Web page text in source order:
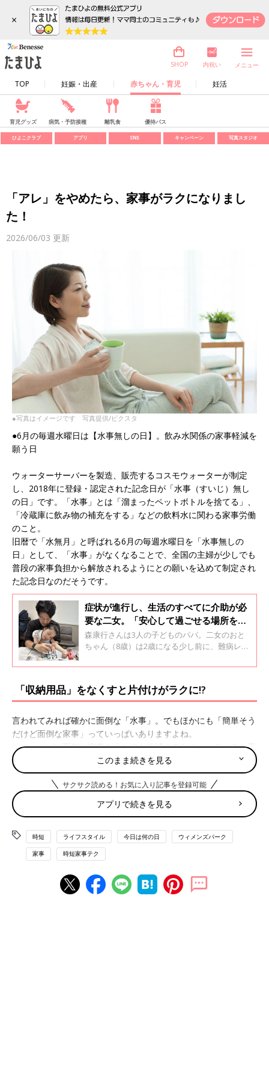
×
TOP 妊娠・出産 赤ちゃん・育児 妊活
SHOP 内祝い メニュー
育児グッズ 病気・予防接種 離乳食 優待パス
ひよこクラブ アプリ SNS キャンペーン 写真スタジオ
「アレ」をやめたら、家事がラクになりまし
た！
2026/06/03 更新
●写真はイメージです 写真提供/ピクスタ
●6月の毎週水曜日は【水事無しの日】。飲み水関係の家事軽減を
願う日
ウォーターサーバーを製造、販売するコスモウォーターが制定
し、2018年に登録・認定された記念日が「水事（すいじ）無し
の日」です。「水事」とは「溜まったペットボトルを捨てる」、
「冷蔵庫に飲み物の補充をする」などの飲料水に関わる家事労働
のこと。
旧暦で「水無月」と呼ばれる6月の毎週水曜日を「水事無しの
日」として、「水事」がなくなることで、全国の主婦が少しでも
普段の家事負担から解放されるようにとの願いを込めて制定され
た記念日なのだそうです。
症状が進行し、生活のすべてに介助が必
要な二女。「安心して過ごせる場所をつ
くりたい」と父が行動を起こす【レット
症候群】
森康行さんは3人の子どものパパ。二女のおと
ちゃん（8歳）は2歳になる少し前に、難病レッ
ラスから通っていた保育園を、3歳児クラスへ
ん夫婦は、おとちゃんを預ける場所がなくな
り、途方に暮れることに･･･。康行さんが重症
心身障害児を預かる施設を作ることを決意して
から、現在に至るまでのことです。
「収納用品」をなくすと片付けがラクに!?
言われてみれば確かに面倒な「水事」。でもほかにも「簡単そう
だけど面倒な家事」っていっぱいありますよね。
ママ・パパは面倒な家事を少しでも軽減するため、いろいろな工
夫をしているはず。先輩ママ・パパの話を聞くと、「思い切って
なくすこと or やめること」で家事がグッとラクになるものがあ
るようです。
■収納用品
「オシャレな収納を目指して揃えた収納用品。しかし型通りに行
まうのが、一番楽に片づくとわかりました」
このまま続きを見る
サクサク読める！お気に入り記事を登録可能
アプリで続きを見る
時短 ライフスタイル 今日は何の日 ウィメンズパーク
家事 時短家事テク